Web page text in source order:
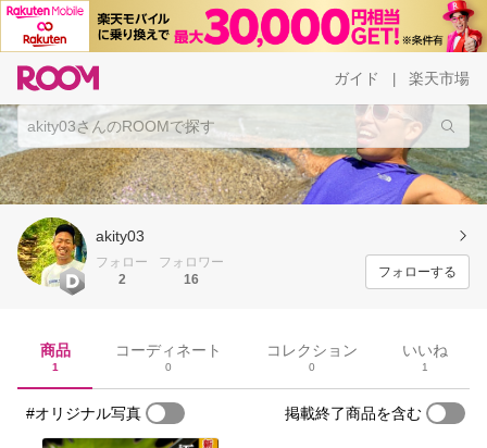
ガイド 楽天市場
akity03
フォロー
2
フォロワー
16
フォローする
商品
1
コーディネート
0
コレクション
0
いいね
1
#オリジナル写真 掲載終了商品を含む